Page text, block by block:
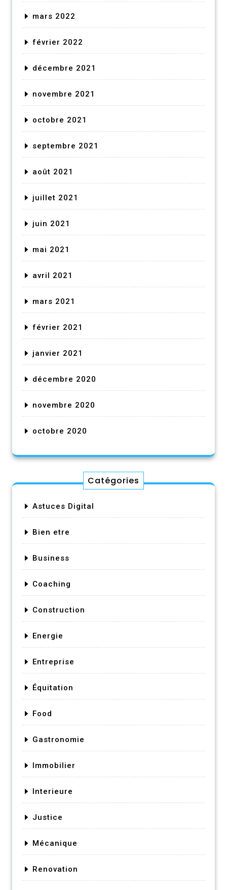
mars 2022
février 2022
décembre 2021
novembre 2021
octobre 2021
septembre 2021
août 2021
juillet 2021
juin 2021
mai 2021
avril 2021
mars 2021
février 2021
janvier 2021
décembre 2020
novembre 2020
octobre 2020
Catégories
Astuces Digital
Bien etre
Business
Coaching
Construction
Energie
Entreprise
Équitation
Food
Gastronomie
Immobilier
Interieure
Justice
Mécanique
Renovation